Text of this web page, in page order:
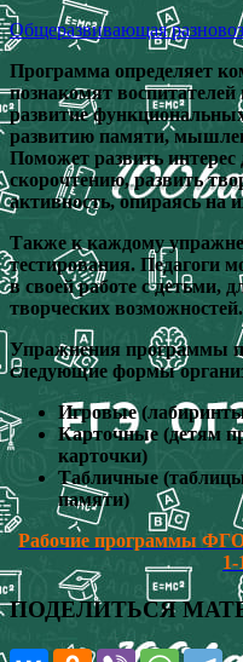
Общеразвивающая
Программа определяет
познакомят
развитие
развитию памяти,
Поможет развить интерес
скорочтению, развить
активность, опираясь на
Также к каждому
тестирования. Педагоги
в своей работе с детьми,
творческих возможностей.
Упражнения программы
следующие формы
Игровые
Карточные (детям
карточки)
Табличные
памяти)
Рабочие программы
1-
ПОДЕЛИТЬСЯ